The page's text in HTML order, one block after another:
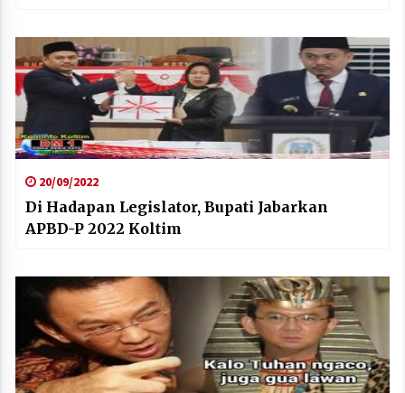
20/09/2022
Di Hadapan Legislator, Bupati Jabarkan
APBD-P 2022 Koltim